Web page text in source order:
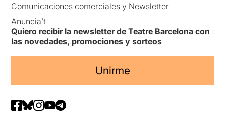
Comunicaciones comerciales y Newsletter
Anuncia’t
Quiero recibir la newsletter de Teatre Barcelona con
las novedades, promociones y sorteos
Unirme